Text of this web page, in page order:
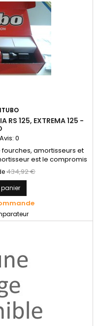
RS 125, EXTREMA 125 -
Avis: 0
fourches, amortisseurs et
est le compromis
pour vos Aprilia 125
monte sans aucune
années lumières de
qualité prix imbattable.
434,92 €